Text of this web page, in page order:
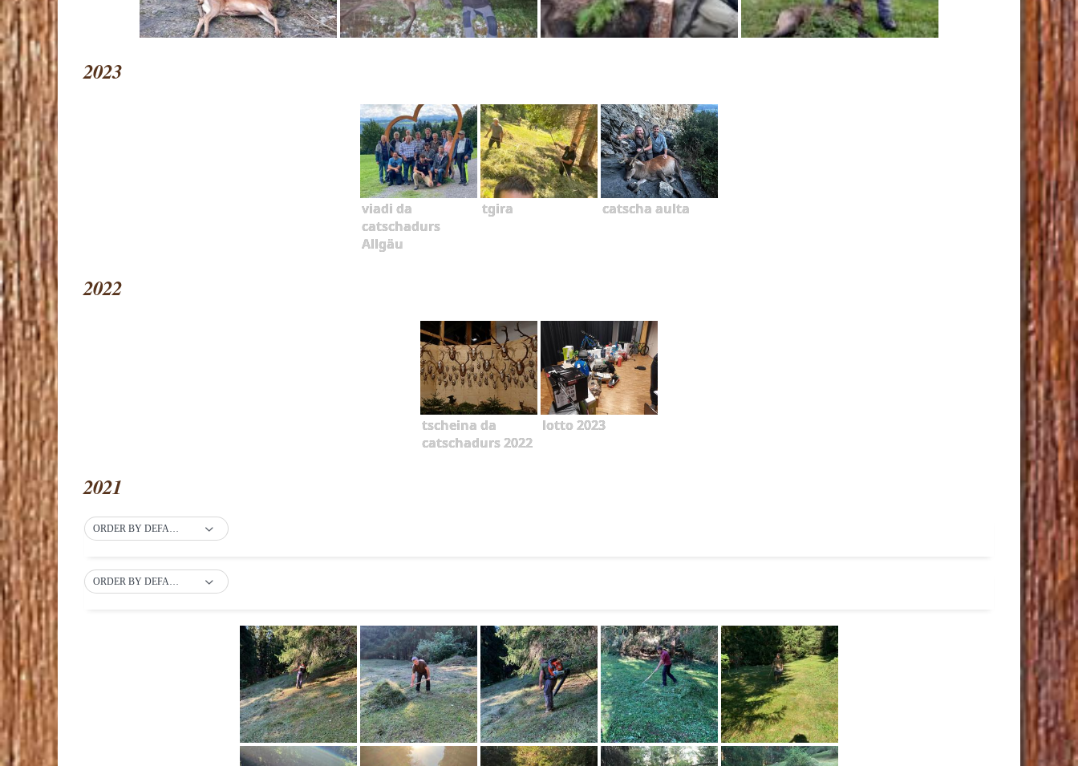
2023
viadi da
catschadurs
Allgäu
tgira catscha aulta
2022
tscheina da
catschadurs 2022
lotto 2023
2021
ORDER BY DEFAULT
ORDER BY DEFAULT